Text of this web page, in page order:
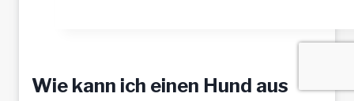
tolle
Wie kann ich einen Hund aus